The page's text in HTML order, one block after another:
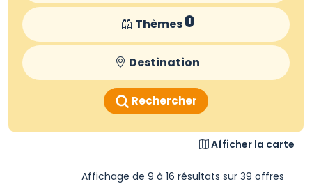
Thèmes 1
Destination
Rechercher
Afficher la carte
Affichage de 9 à 16 résultats sur 39 offres